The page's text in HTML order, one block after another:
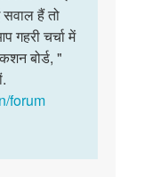
हैं तो
गहरी चर्चा में
बोर्ड, "
forum